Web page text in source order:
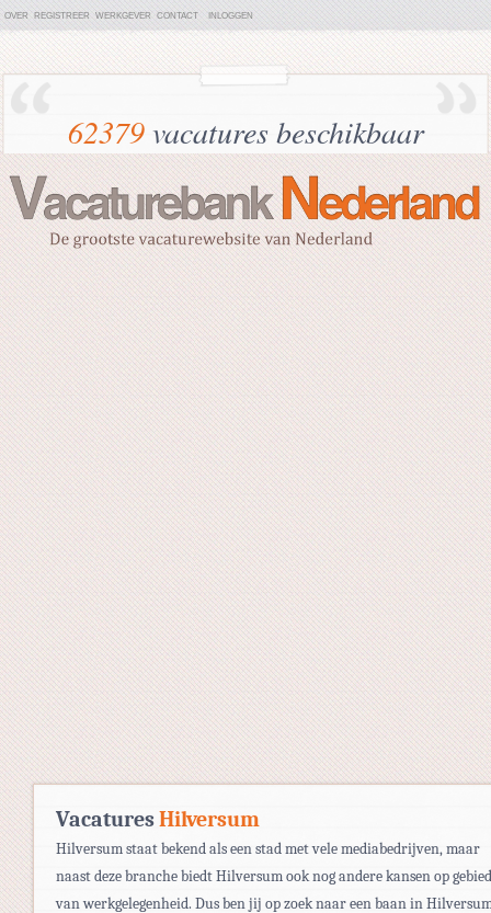
OVER REGISTREER WERKGEVER CONTACT INLOGGEN
62379vacatures beschikbaar
VacaturesHilversum
Hilversum staat bekend als een stad met vele mediabedrijven, maar
naast deze branche biedt Hilversum ook nog andere kansen op gebied
van werkgelegenheid. Dus ben jij op zoek naar een baan in